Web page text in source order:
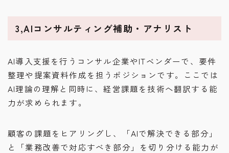
3,AIコンサルティング補助・アナリスト
AI導入支援を行うコンサル企業やITベンダーで、要件
整理や提案資料作成を担うポジションです。ここでは
AI理論の理解と同時に、経営課題を技術へ翻訳する能
力が求められます。
顧客の課題をヒアリングし、「AIで解決できる部分」
と「業務改善で対応すべき部分」を切り分ける能力が